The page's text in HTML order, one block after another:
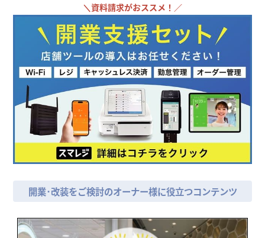
＼資料請求がおススメ！／
開業･改装をご検討のオーナー様に役立つコンテンツ